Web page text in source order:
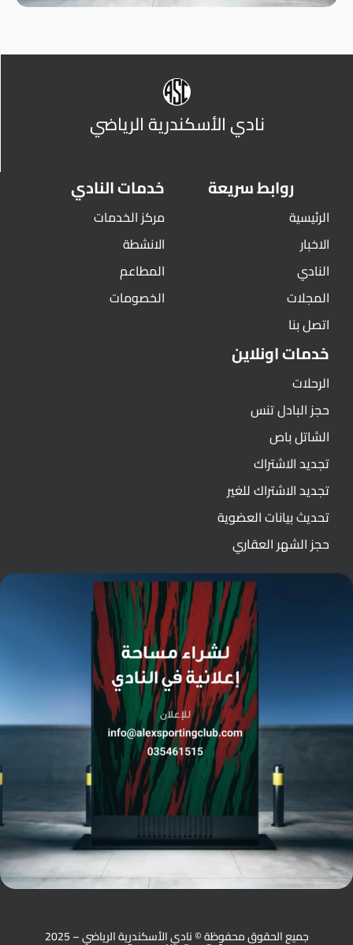
نادي الأسكندرية الرياضي
روابط سريعة
الرئيسية
الاخبار
النادي
المجلات
اتصل بنا
خدمات النادي
مركز الخدمات
الانشطة
المطاعم
الخصومات
خدمات اونلاين
الرحلات
حجز البادل تنس
الشاتل باص
تجديد الاشتراك
تجديد الاشتراك للغير
تحديث بيانات العضوية
حجز الشهر العقاري
جميع الحقوق محفوظة © نادي الأسكندرية الرياضي – 2025